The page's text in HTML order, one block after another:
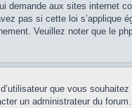
demande aux sites
pas si cette loi
Veuillez noter que le
que vous
un administrateur du forum.